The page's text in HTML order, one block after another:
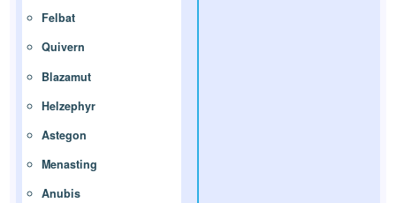
Felbat
Quivern
Blazamut
Helzephyr
Astegon
Menasting
Anubis